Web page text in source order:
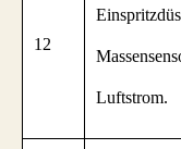
12
Luftstrom.